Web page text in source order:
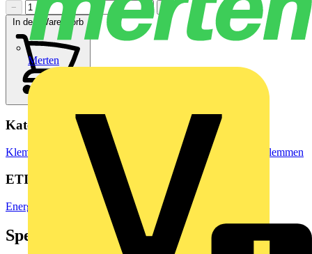
Merten
−
In den Warenkorb
Kategorien
Klemmen, Steckverbinder & Verbindungselemente Reihenklemmen
ETIM Group
Energieverteilsysteme/Schaltanlagen
Spezifikationen